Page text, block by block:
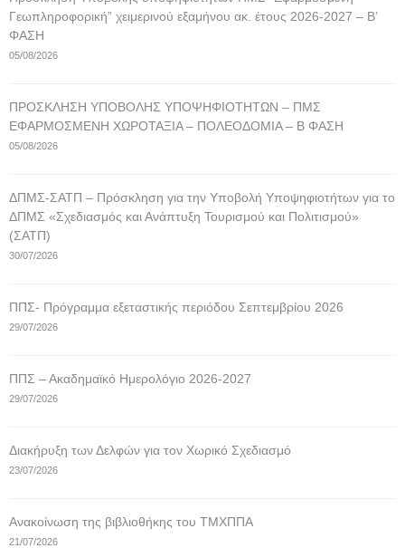
Γεωπληροφορική” χειμερινού εξαμήνου ακ. έτους 2026-2027 – Β’
ΦΑΣΗ
05/08/2026
ΠΡΟΣΚΛΗΣΗ ΥΠΟΒΟΛΗΣ ΥΠΟΨΗΦΙΟΤΗΤΩΝ – ΠΜΣ
ΕΦΑΡΜΟΣΜΕΝΗ ΧΩΡΟΤΑΞΙΑ – ΠΟΛΕΟΔΟΜΙΑ – Β ΦΑΣΗ
05/08/2026
ΔΠΜΣ-ΣΑΤΠ – Πρόσκληση για την Υποβολή Υποψηφιοτήτων για το
ΔΠΜΣ «Σχεδιασμός και Ανάπτυξη Τουρισμού και Πολιτισμού»
(ΣΑΤΠ)
30/07/2026
ΠΠΣ- Πρόγραμμα εξεταστικής περιόδου Σεπτεμβρίου 2026
29/07/2026
ΠΠΣ – Ακαδημαϊκό Ημερολόγιο 2026-2027
29/07/2026
Διακήρυξη των Δελφών για τον Χωρικό Σχεδιασμό
23/07/2026
Ανακοίνωση της βιβλιοθήκης του ΤΜΧΠΠΑ
21/07/2026